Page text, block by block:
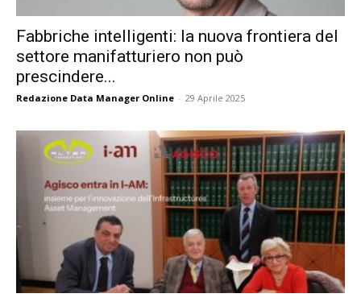
Fabbriche intelligenti: la nuova frontiera del
settore manifatturiero non può
prescindere...
Redazione Data Manager Online - 29 Aprile 2025